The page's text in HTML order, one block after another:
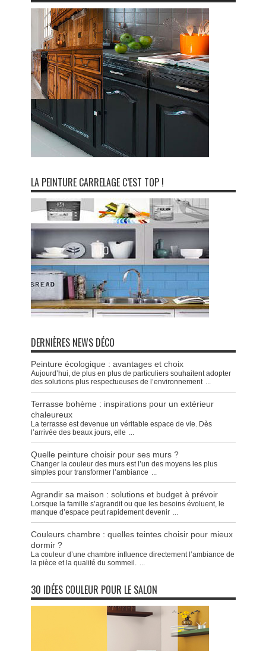
LA PEINTURE CARRELAGE C’EST TOP !
DERNIÈRES NEWS DÉCO
Peinture écologique : avantages et choix
Aujourd’hui, de plus en plus de particuliers souhaitent adopter
des solutions plus respectueuses de l’environnement
Terrasse bohème : inspirations pour un extérieur
chaleureux
La terrasse est devenue un véritable espace de vie. Dès
l’arrivée des beaux jours, elle
Quelle peinture choisir pour ses murs ?
Changer la couleur des murs est l’un des moyens les plus
simples pour transformer l’ambiance
Agrandir sa maison : solutions et budget à prévoir
Lorsque la famille s’agrandit ou que les besoins évoluent, le
manque d’espace peut rapidement devenir
Couleurs chambre : quelles teintes choisir pour mieux
dormir ?
La couleur d’une chambre influence directement l’ambiance de
la pièce et la qualité du sommeil.
30 IDÉES COULEUR POUR LE SALON